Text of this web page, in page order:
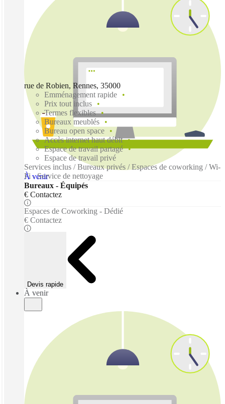
À venir
rue de Robien, Rennes, 35000
Emménagement rapide
Prix tout inclus
Termes flexibles
Bureaux meublés
Bureau open space
Accès internet haut débit
Espace de travail partagé
Espace de travail privé
Services inclus / Bureaux privés / Espaces de coworking / Wi-
Fi - Service de nettoyage
Bureaux - Équipés
€ Contactez
Espaces de Coworking - Dédié
€ Contactez
Devis rapide
À venir